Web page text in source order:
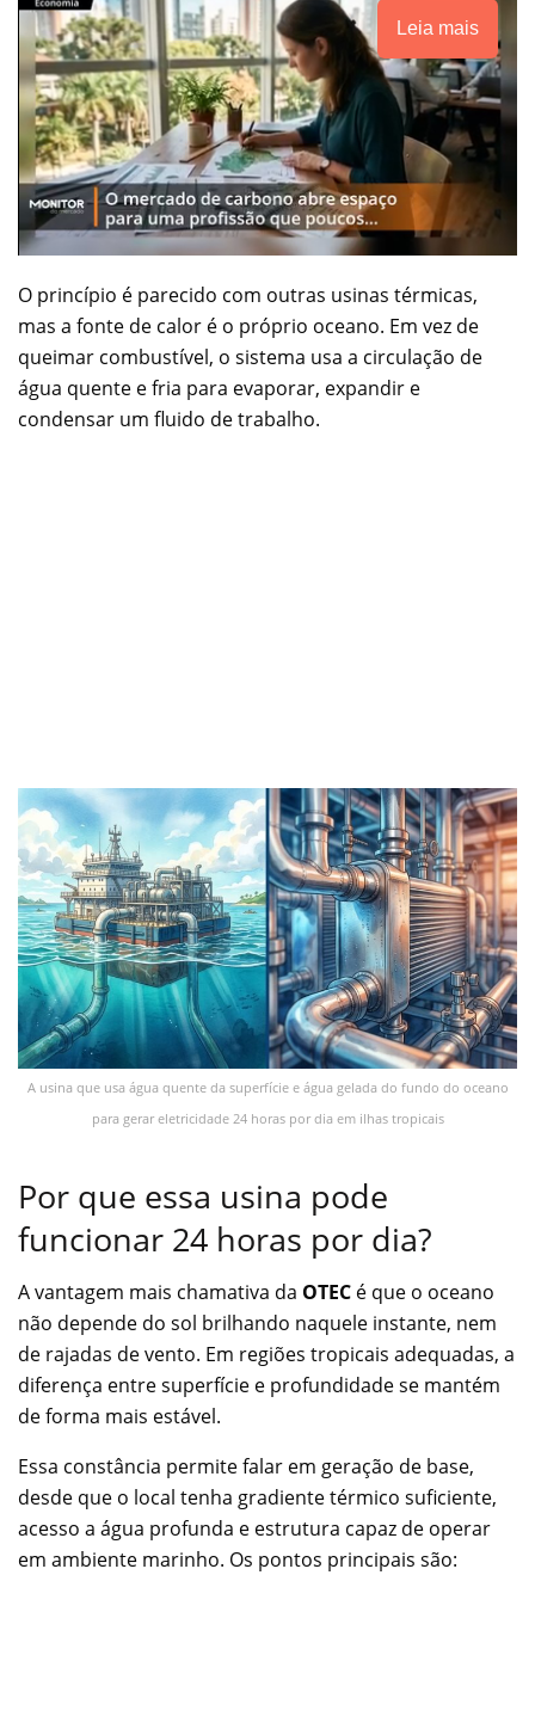
Leia mais
O princípio é parecido com outras usinas térmicas,
mas a fonte de calor é o próprio oceano. Em vez de
queimar combustível, o sistema usa a circulação de
água quente e fria para evaporar, expandir e
condensar um fluido de trabalho.
A usina que usa água quente da superfície e água gelada do fundo do oceano
para gerar eletricidade 24 horas por dia em ilhas tropicais
Por que essa usina pode
funcionar 24 horas por dia?
A vantagem mais chamativa da OTEC é que o oceano
não depende do sol brilhando naquele instante, nem
de rajadas de vento. Em regiões tropicais adequadas, a
diferença entre superfície e profundidade se mantém
de forma mais estável.
Essa constância permite falar em geração de base,
desde que o local tenha gradiente térmico suficiente,
acesso a água profunda e estrutura capaz de operar
em ambiente marinho. Os pontos principais são: